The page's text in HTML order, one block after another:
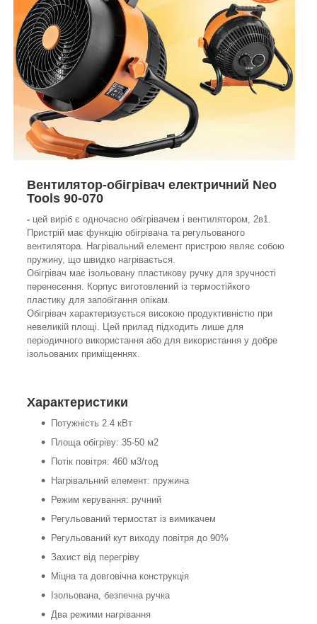
Вентилятор-обігрівач електричний Neo
Tools 90-070
- цей виріб є одночасно обігрівачем і вентилятором, 2в1.
Пристрій має функцію обігрівача та регульованого
вентилятора. Нагрівальний елемент пристрою являє собою
пружину, що швидко нагрівається.
Обігрівач має ізольовану пластикову ручку для зручності
перенесення. Корпус виготовлений із термостійкого
пластику для запобігання опікам.
Обігрівач характеризується високою продуктивністю при
невеликій площі. Цей прилад підходить лише для
періодичного використання або для використання у добре
ізольованих приміщеннях.
Характеристики
Потужність 2.4 кВт
Площа обігріву: 35-50 м2
Потік повітря: 460 м3/год
Нагрівальний елемент: пружина
Режим керування: ручний
Регульований термостат із вимикачем
Регульований кут виходу повітря до 90%
Захист від перегріву
Міцна та довговічна конструкція
Ізольована, безпечна ручка
Два режими нагрівання